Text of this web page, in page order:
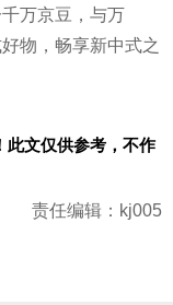
万京豆，与万
物，畅享新中式之
此文仅供参考，不作
责任编辑：kj005